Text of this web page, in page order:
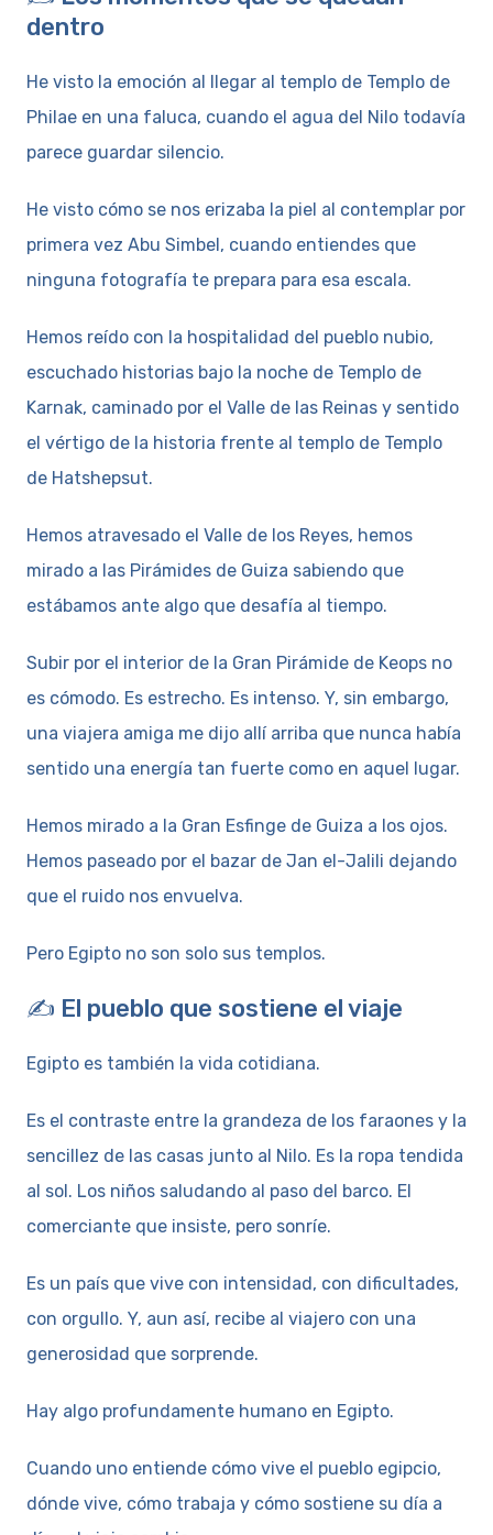
dentro
He visto la emoción al llegar al templo de Templo de
Philae en una faluca, cuando el agua del Nilo todavía
parece guardar silencio.
He visto cómo se nos erizaba la piel al contemplar por
primera vez Abu Simbel, cuando entiendes que
ninguna fotografía te prepara para esa escala.
Hemos reído con la hospitalidad del pueblo nubio,
escuchado historias bajo la noche de Templo de
Karnak, caminado por el Valle de las Reinas y sentido
el vértigo de la historia frente al templo de Templo
de Hatshepsut.
Hemos atravesado el Valle de los Reyes, hemos
mirado a las Pirámides de Guiza sabiendo que
estábamos ante algo que desafía al tiempo.
Subir por el interior de la Gran Pirámide de Keops no
es cómodo. Es estrecho. Es intenso. Y, sin embargo,
una viajera amiga me dijo allí arriba que nunca había
sentido una energía tan fuerte como en aquel lugar.
Hemos mirado a la Gran Esfinge de Guiza a los ojos.
Hemos paseado por el bazar de Jan el-Jalili dejando
que el ruido nos envuelva.
Pero Egipto no son solo sus templos.
✍️ El pueblo que sostiene el viaje
Egipto es también la vida cotidiana.
Es el contraste entre la grandeza de los faraones y la
sencillez de las casas junto al Nilo. Es la ropa tendida
al sol. Los niños saludando al paso del barco. El
comerciante que insiste, pero sonríe.
Es un país que vive con intensidad, con dificultades,
con orgullo. Y, aun así, recibe al viajero con una
generosidad que sorprende.
Hay algo profundamente humano en Egipto.
Cuando uno entiende cómo vive el pueblo egipcio,
dónde vive, cómo trabaja y cómo sostiene su día a